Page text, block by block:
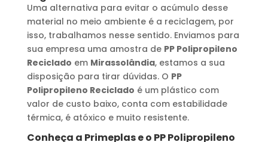
Uma alternativa para evitar o acúmulo desse
material no meio ambiente é a reciclagem, por
isso, trabalhamos nesse sentido. Enviamos para
sua empresa uma amostra de PP Polipropileno
Reciclado em Mirassolândia, estamos a sua
disposição para tirar dúvidas. O PP
Polipropileno Reciclado é um plástico com
valor de custo baixo, conta com estabilidade
térmica, é atóxico e muito resistente.
Conheça a Primeplas e o PP Polipropileno